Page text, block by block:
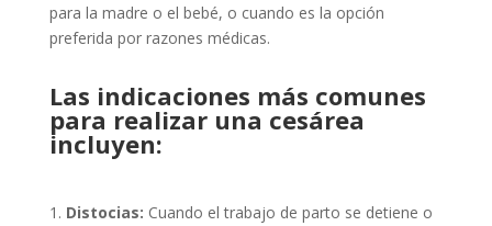
para la madre o el bebé, o cuando es la opción
preferida por razones médicas.
Las indicaciones más comunes
para realizar una cesárea
incluyen:
1. Distocias: Cuando el trabajo de parto se detiene o